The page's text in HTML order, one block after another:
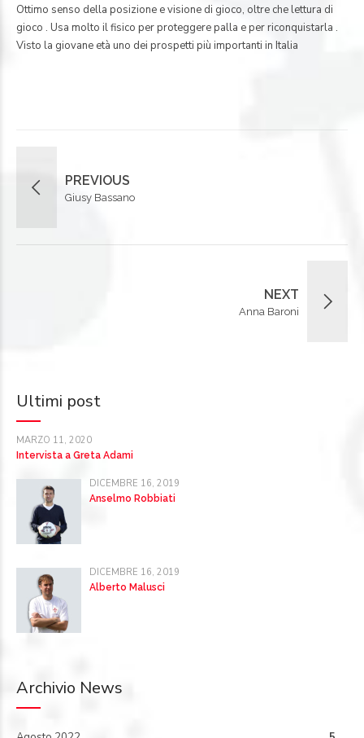
Ottimo senso della posizione e visione di gioco, oltre che lettura di
gioco . Usa molto il fisico per proteggere palla e per riconquistarla .
Visto la giovane età uno dei prospetti più importanti in Italia
PREVIOUS
Giusy Bassano
NEXT
Anna Baroni
Ultimi post
MARZO 11, 2020
Intervista a Greta Adami
DICEMBRE 16, 2019
Anselmo Robbiati
DICEMBRE 16, 2019
Alberto Malusci
Archivio News